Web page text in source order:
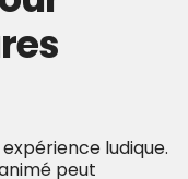
ludique.
peut